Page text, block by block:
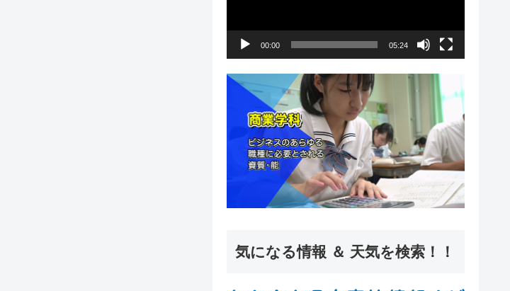
ー
00:00 05:24
気になる情報 ＆ 天気を検索！！